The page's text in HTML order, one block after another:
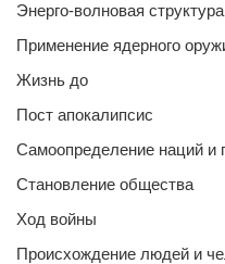
Энерго-волновая
Применение ядерного
Жизнь до
Пост апокалипсис
Самоопределение наций и
Становление общества
Ход войны
Происхождение людей и